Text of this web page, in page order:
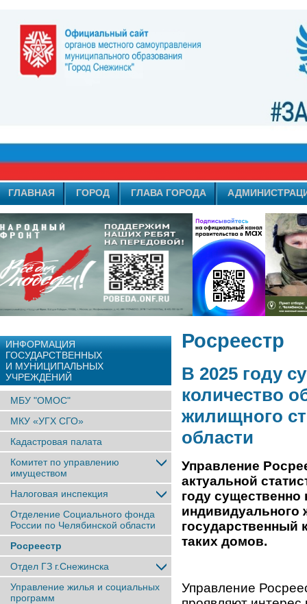
ГЛАВНАЯ ГОРОД ГЛАВА ГОРОДА
ИНФОРМАЦИЯ
ГОСУДАРСТВЕННЫХ
И МУНИЦИПАЛЬНЫХ
УЧРЕЖДЕНИЙ
МБУ "ОМОС"
МКУ «УГХ СГО»
Кадастровая палата
Комитет по управлению
имуществом
Налоговая инспекция
Отделение Социального фонда
России по Челябинской области
Росреестр
Отдел ГЗ г.Снежинска
Управление жилья и социальных
программ
Росреестр
В 2025 году
количество
жилищного
области
Управление
актуальной
году
индивидуального
государственный
таких домов.
Управление